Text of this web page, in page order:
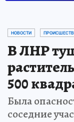
НОВОСТИ
В ЛНР
500
Была
соседние